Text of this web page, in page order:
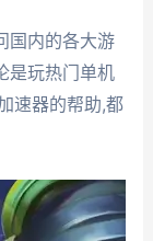
国内的各大游
是玩热门单机
速器的帮助,都